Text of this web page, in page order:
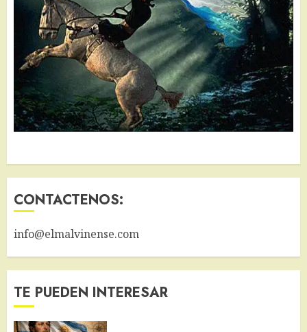
CONTACTENOS:
info@elmalvinense.com
TE PUEDEN INTERESAR